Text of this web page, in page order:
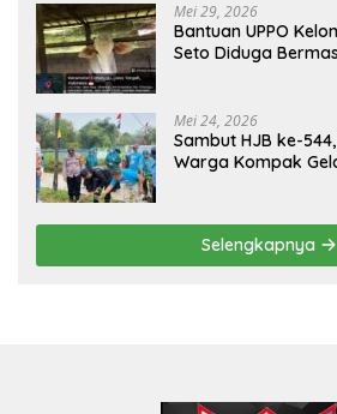
Mei 29, 2026
Bantuan UPPO
Seto Diduga
Mei 24, 2026
Sambut HJB ke-
Warga Kompak
Selengkapnya